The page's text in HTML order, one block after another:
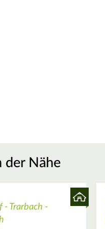
der Nähe
- Trarbach -